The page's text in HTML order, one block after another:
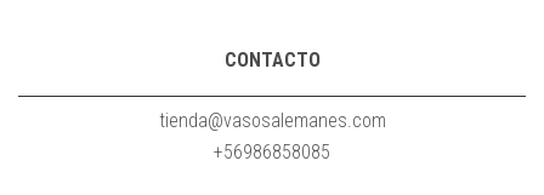
CONTACTO
tienda@vasosalemanes.com
+56986858085